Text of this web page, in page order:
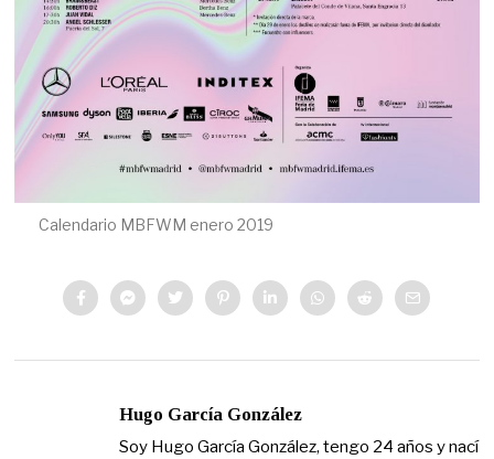
Calendario MBFWM enero 2019
Hugo García González
Soy Hugo García González, tengo 24 años y nací